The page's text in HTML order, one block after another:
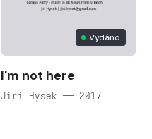
Vydáno
I'm not here
Jiri Hysek — 2017